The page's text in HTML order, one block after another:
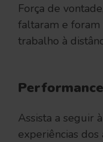
Força de
faltaram e foram
trabalho à
Assista a seguir
experiências